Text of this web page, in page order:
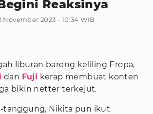
Reaksinya
November 2023 - 10:34 WIB
liburan bareng keliling Eropa,
dan Fuji kerap membuat konten
bikin netter terkejut.
tanggung, Nikita pun ikut